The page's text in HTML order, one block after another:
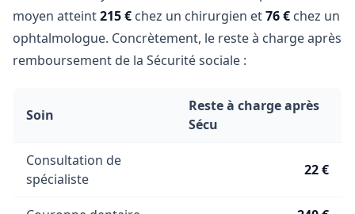
moyen atteint215 € chez un chirurgien et76 € chez un
ophtalmologue. Concrètement, le reste à charge après
remboursement de la Sécurité sociale :
Soin
Reste à charge après
Sécu
Consultation de
spécialiste
22 €